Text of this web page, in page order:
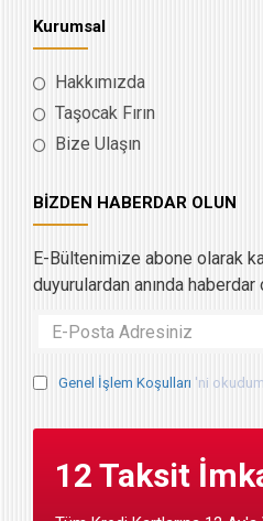
Kurumsal
Hakkımızda
Taşocak Fırın
Bize Ulaşın
BİZDEN HABERDAR OLUN
E-Bültenimize abone olarak
duyurulardan anında haberdar
Genel İşlem Koşulları 'ni
12 Taksit